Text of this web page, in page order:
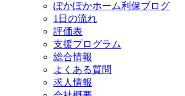
ぽかぽかホーム利保ブログ
1日の流れ
評価表
支援プログラム
総合情報
よくある質問
求人情報